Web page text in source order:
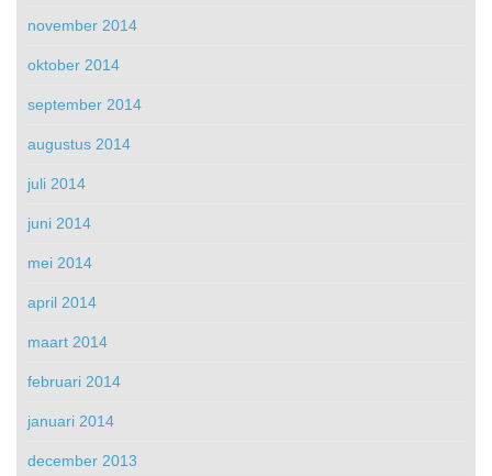
november 2014
oktober 2014
september 2014
augustus 2014
juli 2014
juni 2014
mei 2014
april 2014
maart 2014
februari 2014
januari 2014
december 2013